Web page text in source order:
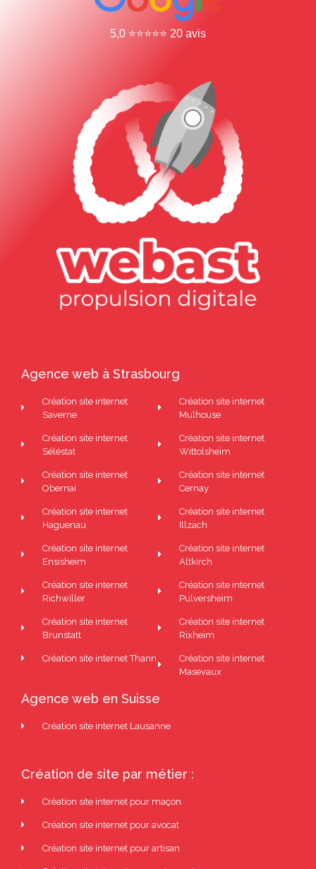
5,0 ⭐⭐⭐⭐⭐ 20 avis
Agence web à Strasbourg
Création site internet
Saverne
Création site internet
Séléstat
Création site internet
Obernai
Création site internet
Haguenau
Création site internet
Ensisheim
Création site internet
Richwiller
Création site internet
Brunstatt
Création site internet Thann
Création site internet
Mulhouse
Création site internet
Wittolsheim
Création site internet
Cernay
Création site internet
Illzach
Création site internet
Altkirch
Création site internet
Pulversheim
Création site internet
Rixheim
Création site internet
Masevaux
Agence web en Suisse
Création site internet Lausanne
Création de site par métier :
Création site internet pour maçon
Création site internet pour avocat
Création site internet pour artisan